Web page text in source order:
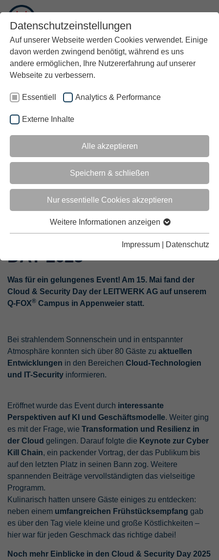
Datenschutzeinstellungen
Auf unserer Webseite werden Cookies verwendet. Einige
davon werden zwingend benötigt, während es uns
andere ermöglichen, Ihre Nutzererfahrung auf unserer
Webseite zu verbessern.
Essentiell Analytics & Performance
Externe Inhalte
Alle akzeptieren
Speichern & schließen
Nur essentielle Cookies akzeptieren
Weitere Informationen anzeigen
Impressum Datenschutz
CLOUD & SECURITY
DAY 2025
Was für ein gelungenes Event! Am 15. Mai fand der
Cloud & Security Day der LEITWERK AG auf unserem
Q-FOX® Campus in Appenweier statt.
Bei strahlendem Sonnenschein und in entspannter
Atmosphäre konnten sich über 80 Gäste zu aktuellen
Entwicklungen in den Bereichen Cloud-Technologien
und IT-Security informieren.
Eröffnet wurde das Event durch interessante
Perspektiven auf KI und Geschäftsmodelle. Weiter ging
es mit der Frage, wie Transformation und Resilienz in
der Cloud gelingen. Darauf folgte die Keynote zur Cyber
Kill Chain, ein packender Vortrag, der das Publikum bis
auf den letzten Platz in seinen Bann zog. Weitere
spannenden Beiträge vervollständigten das vielseitige
Programm.
Kulinarisch hatten unsere Gäste einiges zu entdecken:
neben einem umfangreichen Frühstücksempfang gab
es über den Tag viele kleine und große Köstlichkeiten –
hier war für jeden Geschmack das richtige dabei!
Noch mehr Einblicke in den Cloud & Security Day 2025